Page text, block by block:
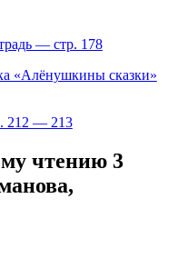
— стр. 178
«Алёнушкины сказки»
212 — 213
чтению 3